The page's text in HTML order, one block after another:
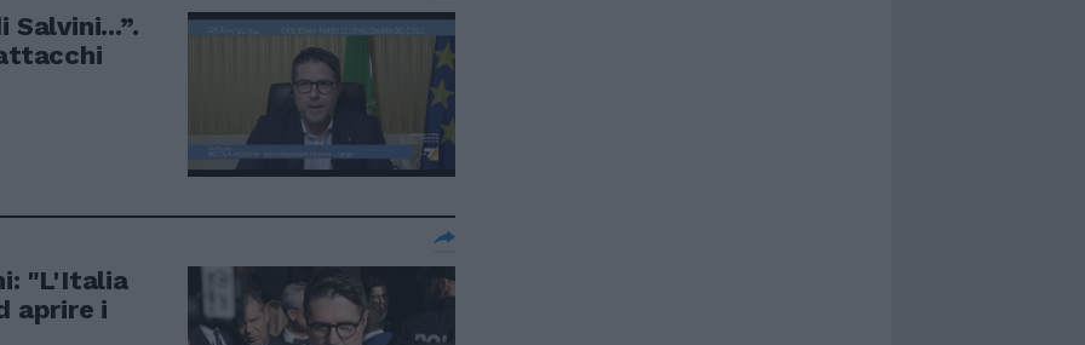
Salvini...”.
"L'Italia
aprire i